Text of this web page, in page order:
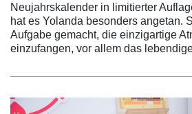
Neujahrskalender in limitierter
hat es Yolanda besonders angetan.
Aufgabe gemacht, die einzigartige
einzufangen, vor allem das